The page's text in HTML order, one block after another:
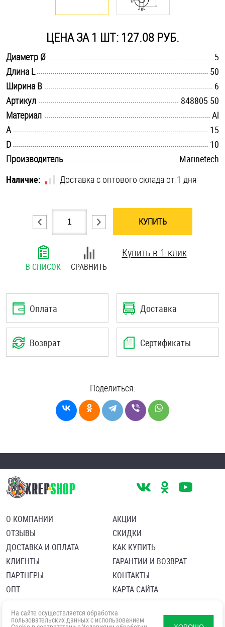
Саморезы и шурупы
Стопорные кольца
Такелаж
Хомуты
Шайбы
Штифты и пальцы
ЦЕНА ЗА 1 ШТ: 127.08 РУБ.
Диаметр Ø
5
Длина L
50
Ширина B
6
Артикул
848805 50
Материал
Al
A
15
D
10
Производитель
Marinetech
Наличие:
Доставка с оптового склада от 1 дня
КУПИТЬ
В СПИСОК СРАВНИТЬ
Купить в 1 клик
Оплата Доставка
Возврат Сертификаты
Поделиться:
О КОМПАНИИ
ОТЗЫВЫ
ДОСТАВКА И ОПЛАТА
КЛИЕНТЫ
ПАРТНЕРЫ
ОПТ
АКЦИИ
СКИДКИ
КАК КУПИТЬ
ГАРАНТИИ И ВОЗВРАТ
КОНТАКТЫ
КАРТА САЙТА
Политика в отношении обработки персональных данных
Согласие посетителя сайта на обработку персональных данны
На сайте осуществляется обработка
пользовательских данных с использованием